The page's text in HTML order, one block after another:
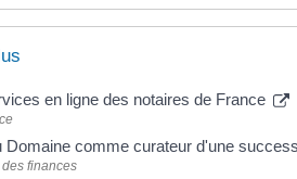
en ligne des notaires de France
Domaine comme curateur d'une
finances